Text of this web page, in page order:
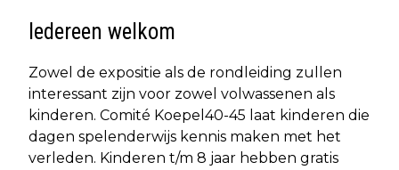
Iedereen welkom
Zowel de expositie als de rondleiding zullen
interessant zijn voor zowel volwassenen als
kinderen. Comité Koepel40-45 laat kinderen die
dagen spelenderwijs kennis maken met het
verleden. Kinderen t/m 8 jaar hebben gratis